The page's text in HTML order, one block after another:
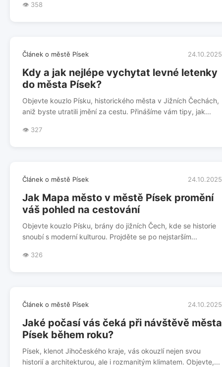
👁️ 358
Článek o městě Písek 24.10.2025
Kdy a jak nejlépe vychytat levné letenky
do města Písek?
Objevte kouzlo Písku, historického města v Jižních Čechách,
aniž byste utratili jmění za cestu. Přinášíme vám tipy, jak...
👁️ 327
Článek o městě Písek 24.10.2025
Jak Mapa město v městě Písek promění
váš pohled na cestování
Objevte kouzlo Písku, brány do jižních Čech, kde se historie
snoubí s moderní kulturou. Projděte se po nejstarším...
👁️ 326
Článek o městě Písek 24.10.2025
Jaké počasí vás čeká při návštěvě města
Písek během roku?
Písek, klenot Jihočeského kraje, vás okouzlí nejen svou
historií a architekturou, ale i rozmanitým klimatem. Objevte,...